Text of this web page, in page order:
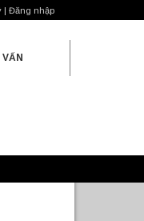
| Đăng nhập